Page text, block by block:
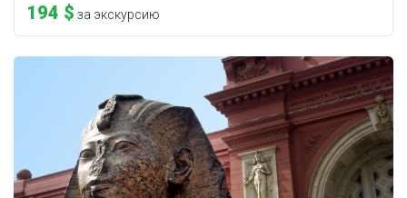
194 $ за экскурсию